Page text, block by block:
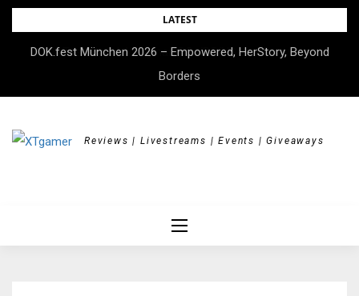
Skip
content
LATEST
DOK.fest München 2026 – Empowered, HerStory, Beyond
Borders
Reviews | Livestreams | Events | Giveaways